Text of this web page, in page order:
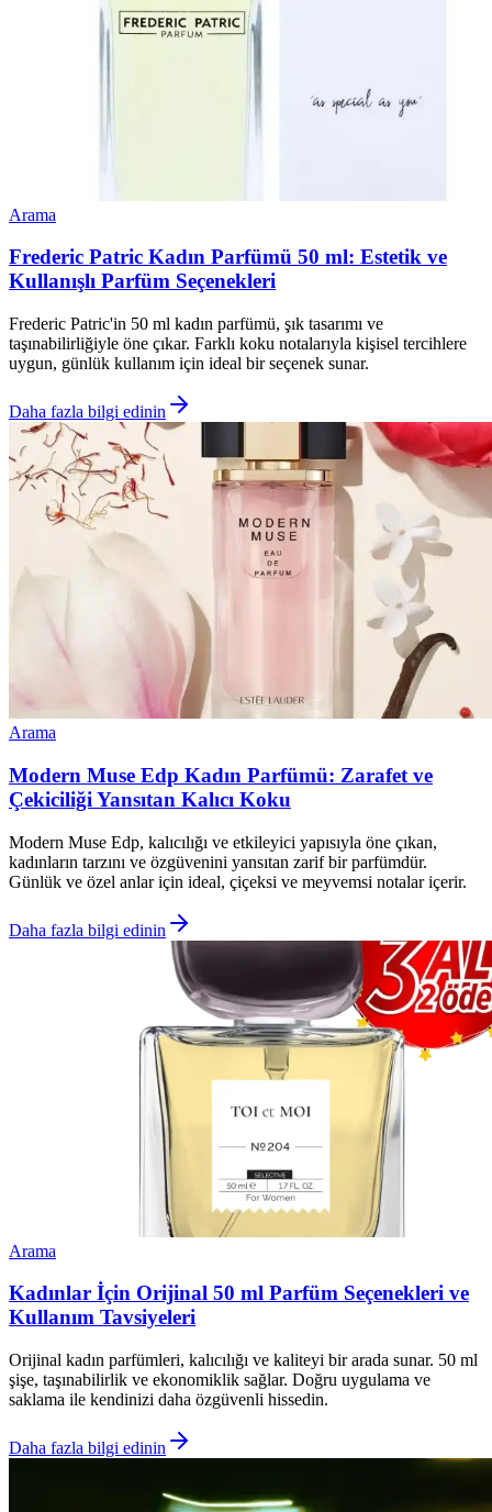
Arama
Frederic Patric Kadın Parfümü 50 ml: Estetik ve
Kullanışlı Parfüm Seçenekleri
Frederic Patric'in 50 ml kadın parfümü, şık tasarımı ve
taşınabilirliğiyle öne çıkar. Farklı koku notalarıyla kişisel tercihlere
uygun, günlük kullanım için ideal bir seçenek sunar.
Daha fazla bilgi edinin
Arama
Modern Muse Edp Kadın Parfümü: Zarafet ve
Çekiciliği Yansıtan Kalıcı Koku
Modern Muse Edp, kalıcılığı ve etkileyici yapısıyla öne çıkan,
kadınların tarzını ve özgüvenini yansıtan zarif bir parfümdür.
Günlük ve özel anlar için ideal, çiçeksi ve meyvemsi notalar içerir.
Daha fazla bilgi edinin
Arama
Kadınlar İçin Orijinal 50 ml Parfüm Seçenekleri ve
Kullanım Tavsiyeleri
Orijinal kadın parfümleri, kalıcılığı ve kaliteyi bir arada sunar. 50 ml
şişe, taşınabilirlik ve ekonomiklik sağlar. Doğru uygulama ve
saklama ile kendinizi daha özgüvenli hissedin.
Daha fazla bilgi edinin